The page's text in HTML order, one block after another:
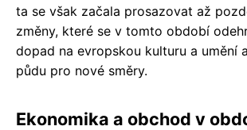
ta se však začala prosazovat až
změny, které se v tomto období
dopad na evropskou kulturu a umění
půdu pro nové směry.
Ekonomika a obchod v